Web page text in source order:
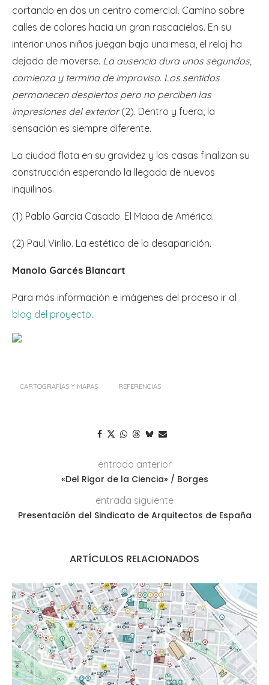
cortando en dos un centro comercial. Camino sobre
calles de colores hacia un gran rascacielos. En su
interior unos niños juegan bajo una mesa, el reloj ha
dejado de moverse. La ausencia dura unos segundos,
comienza y termina de improviso. Los sentidos
permanecen despiertos pero no perciben las
impresiones del exterior(2). Dentro y fuera, la
sensación es siempre diferente.
La ciudad flota en su gravidez y las casas finalizan su
construcción esperando la llegada de nuevos
inquilinos.
(1) Pablo García Casado. El Mapa de América.
(2) Paul Virilio. La estética de la desaparición.
Manolo Garcés Blancart
Para más información e imágenes del proceso ir al
blog del proyecto.
CARTOGRAFÍAS Y MAPAS REFERENCIAS
entrada anterior
«Del Rigor de la Ciencia» / Borges
entrada siguiente
Presentación del Sindicato de Arquitectos de España
ARTÍCULOS RELACIONADOS